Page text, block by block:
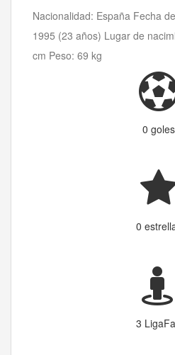
Nacionalidad: España Fecha
1995 (23 años) Lugar de
cm Peso: 69 kg
0 goles
0
3